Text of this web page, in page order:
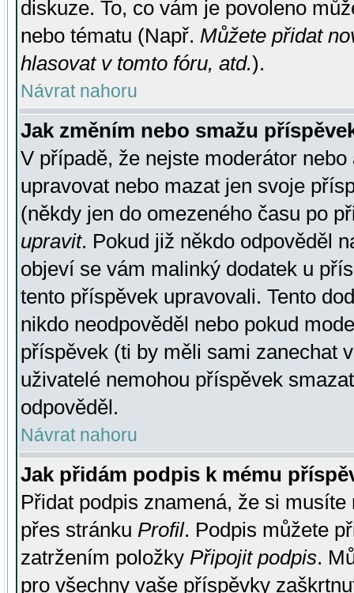
diskuze. To, co vám je povoleno
nebo tématu (Např. Můžete přidat
hlasovat v tomto fóru, atd.).
Návrat nahoru
Jak změním nebo smažu
V případě, že nejste moderátor
upravovat nebo mazat jen svoje
(někdy jen do omezeného času po
upravit. Pokud již někdo odpověděl
objeví se vám malinký dodatek u
tento příspěvek upravovali. Tento
nikdo neodpověděl nebo pokud
příspěvek (ti by měli sami zanechat
uživatelé nemohou příspěvek
odpověděl.
Návrat nahoru
Jak přidám podpis k mému
Přidat podpis znamená, že si
přes stránku Profil. Podpis můžete
zatržením položky Připojit podpis.
pro všechny vaše příspěvky